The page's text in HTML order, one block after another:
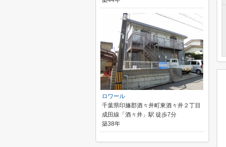
ロワール
千葉県印旛郡酒々井町東酒々井２丁目
成田線「酒々井」駅 徒歩7分
築38年